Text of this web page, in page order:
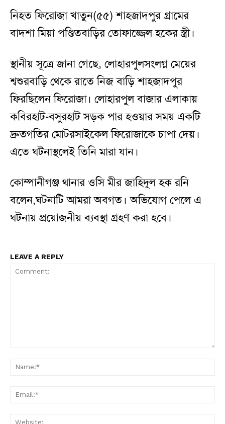
নিহত ফিরোজা খাতুন(৫৫) শাহজাদপুর গ্রামের
বাদশা মিয়া পণ্ডিতবাড়ির তোফাজ্জেল হকের স্ত্রী।
স্থানীয় সূত্রে জানা গেছে, লোহারপুলসংলগ্ন মেয়ের
শ্বশুরবাড়ি থেকে রাতে নিজ বাড়ি শাহজাদপুর
ফিরছিলেন ফিরোজা। লোহারপুল বাজার এলাকায়
কবিরহাট-বসুরহাট সড়ক পার হওয়ার সময় একটি
দ্রুতগতির মোটরসাইকেল ফিরোজাকে চাপা দেয়।
এতে ঘটনাস্থলেই তিনি মারা যান।
কোম্পানীগঞ্জ থানার ওসি মীর জাহিদুল হক রনি
বলেন,ঘটনাটি আমরা অবগত। অভিযোগ পেলে এ
ঘটনায় প্রয়োজনীয় ব্যবস্থা গ্রহণ করা হবে।
LEAVE A REPLY